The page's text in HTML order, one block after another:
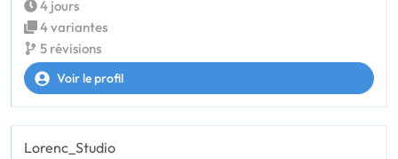
4 jours
4 variantes
5 révisions
Voir le profil
Lorenc_Studio